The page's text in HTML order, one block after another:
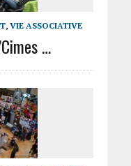
, VIE ASSOCIATIVE
…